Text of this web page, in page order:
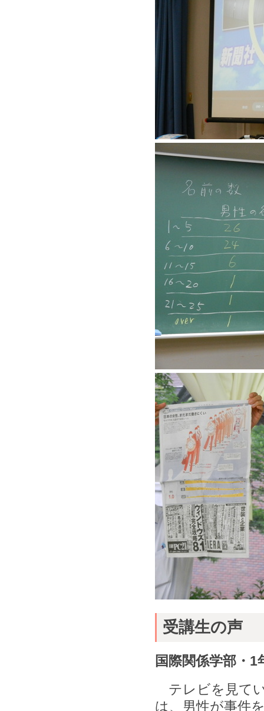
受講生の声
国際関係学部・1
テレビを見て
は、男性が事件